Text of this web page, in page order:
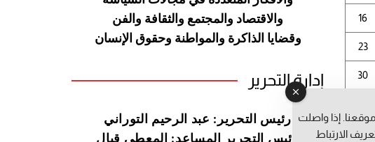
16
23
30
والاقتصاد والمجتمع والثقافة والفن
وقضايا الذاكرة والمواطنة وحقوق الإنسان
إدارة التحرير
رئيس التحرير: عبد الرحيم التوراني
رئيس التحرير المساعد: المعطي قبال
إذا واصلت
الارتباط